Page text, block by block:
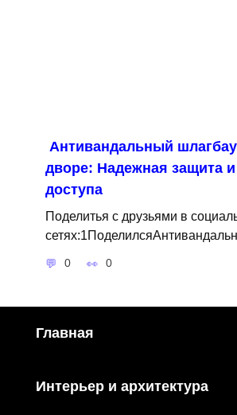
Антивандальный
дворе: Надежная защита
доступа
Поделитья с друзьями в
0 0
Главная
Интерьер и архитектура